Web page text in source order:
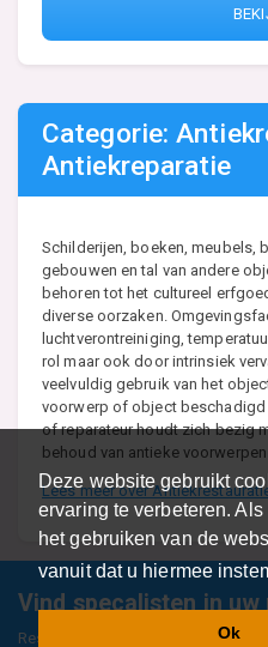
Deze website gebruikt
ervaring te verbeteren.
het gebruiken van de
vanuit dat u hiermee
Ok
Categorie:
Schilderijen, boeken, meubels,
gebouwen en tal van andere
behoren tot het cultureel
diverse oorzaken.
luchtverontreiniging,
rol maar ook door intrinsiek
veelvuldig gebruik van het
voorwerp of object beschadigd
of reparateur houdt zich bezig
behoud van antieke
Lees meer over